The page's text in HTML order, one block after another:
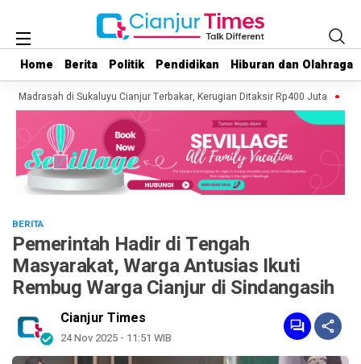
Home Berita Politik Pendidikan Hiburan dan Olahraga
Home Berita Politik Pendidikan Hiburan dan Olahraga
di Sukaluyu Cianjur Terbakar, Kerugian Ditaksir Rp400 Juta
BERITA
Pemerintah Hadir di Tengah
Masyarakat, Warga Antusias Ikuti
Rembug Warga Cianjur di Sindangasih
Cianjur Times
24 Nov 2025 - 11:51 WIB